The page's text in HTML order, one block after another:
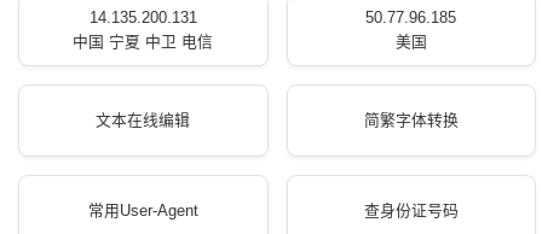
14.135.200.131
中国 宁夏 中卫 电信
50.77.96.185
美国
文本在线编辑 简繁字体转换
常用User-Agent 查身份证号码